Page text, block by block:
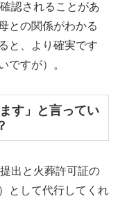
認されることがあ
との関係がわかる
と、より確実です
ですが）。
す」と言ってい
出と火葬許可証の
として代行してくれ